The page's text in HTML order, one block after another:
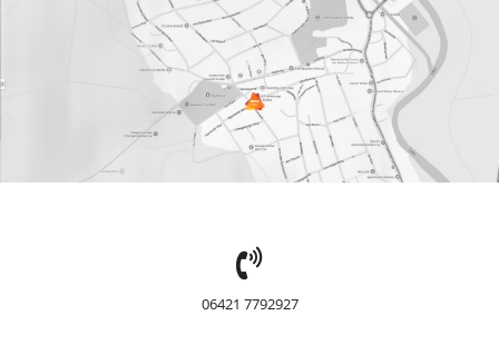
TEL:
06421 7792927